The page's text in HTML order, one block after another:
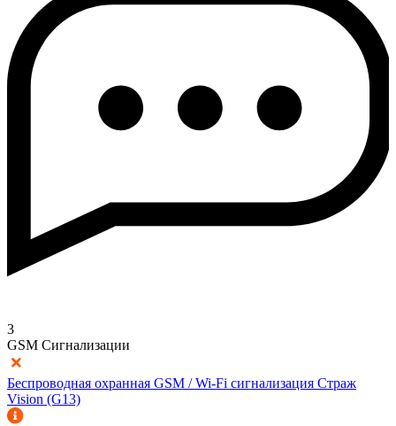
3
GSM Сигнализации
Беспроводная охранная GSM / Wi-Fi сигнализация Страж
Vision (G13)